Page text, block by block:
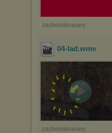
zachomikowany
04-lad .wmv
zachomikowany